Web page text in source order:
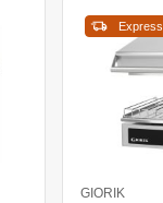
Express
GIORIK